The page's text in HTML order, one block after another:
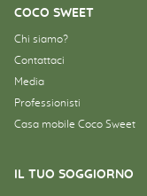
COCO SWEET
Chi siamo?
Contattaci
Media
Professionisti
Casa mobile Coco Sweet
IL TUO SOGGIORNO